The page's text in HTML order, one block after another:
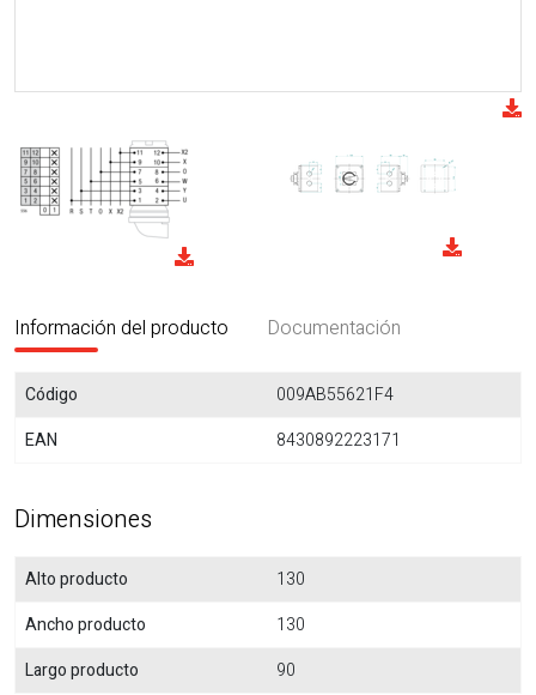
Información del producto Documentación
Código
009AB55621F4
EAN
8430892223171
Dimensiones
Alto producto
130
Ancho producto
130
Largo producto
90